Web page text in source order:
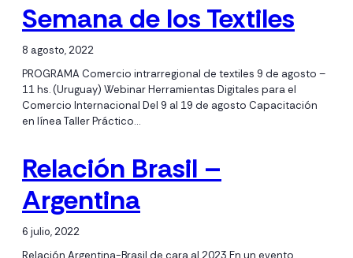
Semana de los Textiles
8 agosto, 2022
PROGRAMA Comercio intrarregional de textiles 9 de agosto –
11 hs. (Uruguay) Webinar Herramientas Digitales para el
Comercio Internacional Del 9 al 19 de agosto Capacitación
en línea Taller Práctico…
Relación Brasil –
Argentina
6 julio, 2022